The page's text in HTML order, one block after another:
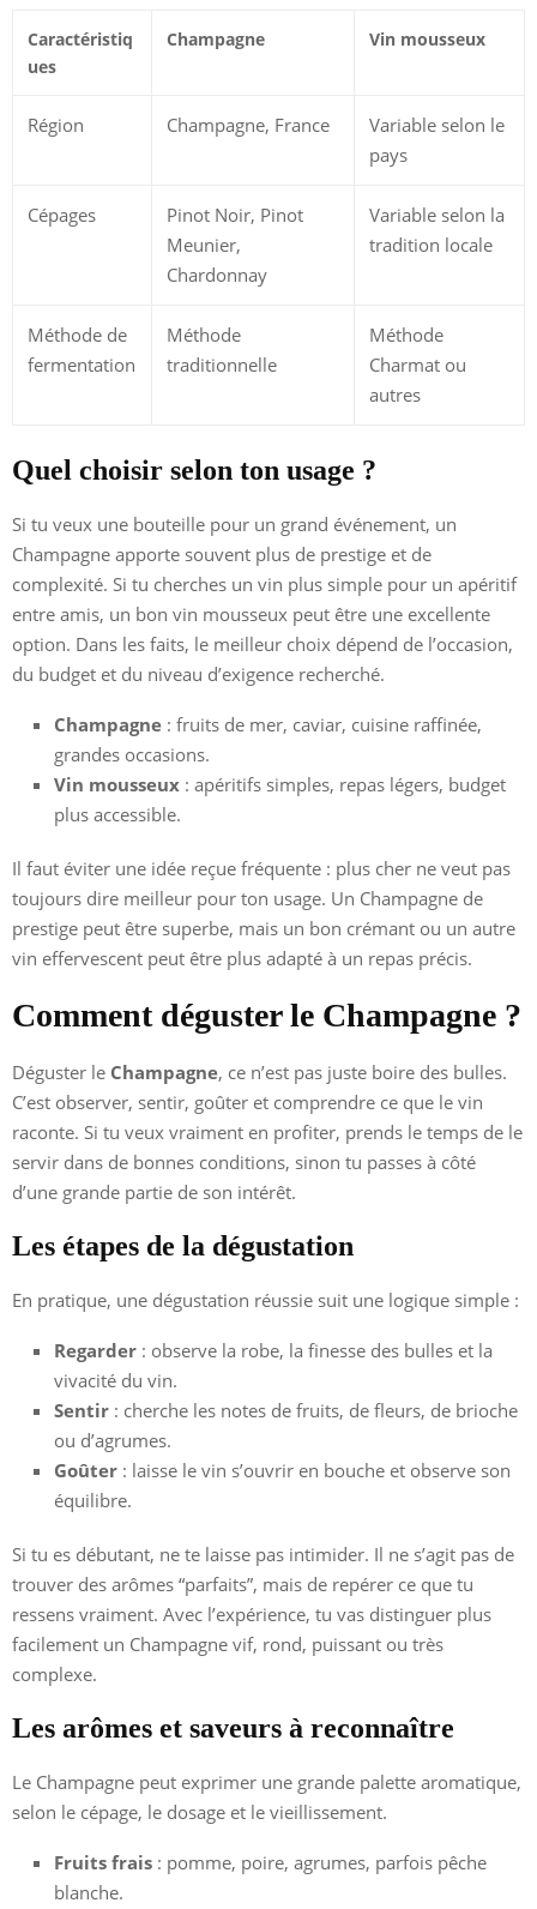
Caractéristiq
ues
Champagne Vin mousseux
Région Champagne, France
Variable selon le
pays
Cépages
Pinot Noir, Pinot
Meunier,
Chardonnay
Variable selon la
tradition locale
Méthode de
fermentation
Méthode
traditionnelle
Méthode
Charmat ou
autres
Quel choisir selon ton usage ?
Si tu veux une bouteille pour un grand événement, un
Champagne apporte souvent plus de prestige et de
complexité. Si tu cherches un vin plus simple pour un apéritif
entre amis, un bon vin mousseux peut être une excellente
option. Dans les faits, le meilleur choix dépend de l’occasion,
du budget et du niveau d’exigence recherché.
Champagne : fruits de mer, caviar, cuisine raffinée,
grandes occasions.
Vin mousseux : apéritifs simples, repas légers, budget
plus accessible.
Il faut éviter une idée reçue fréquente : plus cher ne veut pas
toujours dire meilleur pour ton usage. Un Champagne de
prestige peut être superbe, mais un bon crémant ou un autre
vin effervescent peut être plus adapté à un repas précis.
Comment déguster le Champagne ?
Déguster le Champagne, ce n’est pas juste boire des bulles.
C’est observer, sentir, goûter et comprendre ce que le vin
raconte. Si tu veux vraiment en profiter, prends le temps de le
servir dans de bonnes conditions, sinon tu passes à côté
d’une grande partie de son intérêt.
Les étapes de la dégustation
En pratique, une dégustation réussie suit une logique simple :
Regarder : observe la robe, la finesse des bulles et la
vivacité du vin.
Sentir : cherche les notes de fruits, de fleurs, de brioche
ou d’agrumes.
Goûter : laisse le vin s’ouvrir en bouche et observe son
équilibre.
Si tu es débutant, ne te laisse pas intimider. Il ne s’agit pas de
trouver des arômes “parfaits”, mais de repérer ce que tu
ressens vraiment. Avec l’expérience, tu vas distinguer plus
facilement un Champagne vif, rond, puissant ou très
complexe.
Les arômes et saveurs à reconnaître
Le Champagne peut exprimer une grande palette aromatique,
selon le cépage, le dosage et le vieillissement.
Fruits frais : pomme, poire, agrumes, parfois pêche
blanche.